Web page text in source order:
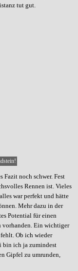
tut gut.
Fazit noch schwer. Fest
Rennen ist. Vieles
war perfekt und hätte
Mehr dazu in der
Potential für einen
vorhanden. Ein wichtiger
Ob ich wieder
bin ich ja zumindest
Gipfel zu umrunden,